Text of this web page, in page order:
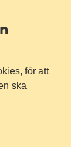
för att
ska